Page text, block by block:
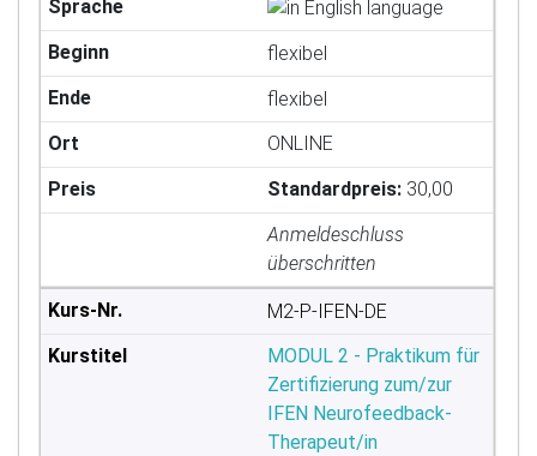
flexibel
flexibel
ONLINE
Standardpreis: 30,00
Anmelde​schluss
überschritten
M2-P-IFEN-DE
MODUL 2 - Praktikum für
Zertifizierung zum/zur
IFEN Neurofeedback-
Therapeut/in